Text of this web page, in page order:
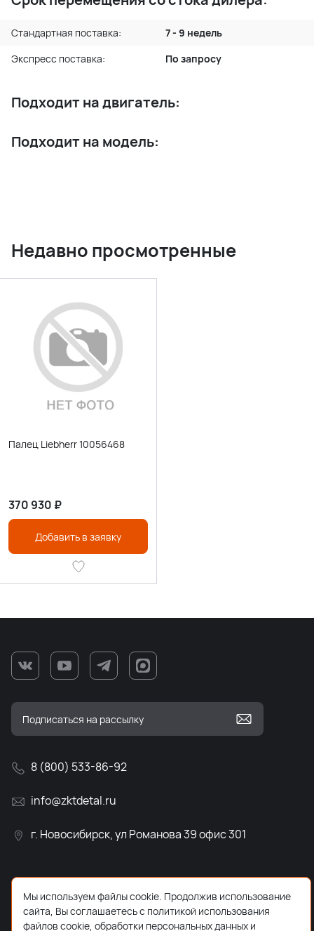
Стандартная поставка:
7 - 9 недель
Экспресс поставка:
По запросу
Подходит на двигатель:
Подходит на модель:
Недавно просмотренные
Палец Liebherr 10056468
370 930 ₽
Добавить в заявку
8 (800) 533-86-92
info@zktdetal.ru
г. Новосибирск, ул Романова 39 офис 301
Мы используем файлы cookie. Продолжив использование
сайта, Вы соглашаетесь с политикой использования
файлов cookie, обработки персональных данных и